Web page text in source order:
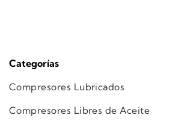
Categorías
Compresores Lubricados
Compresores Libres de Aceite